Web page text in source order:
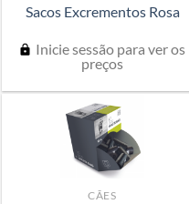
Sacos Excrementos Rosa
Inicie sessão para ver os
preços
CÃES